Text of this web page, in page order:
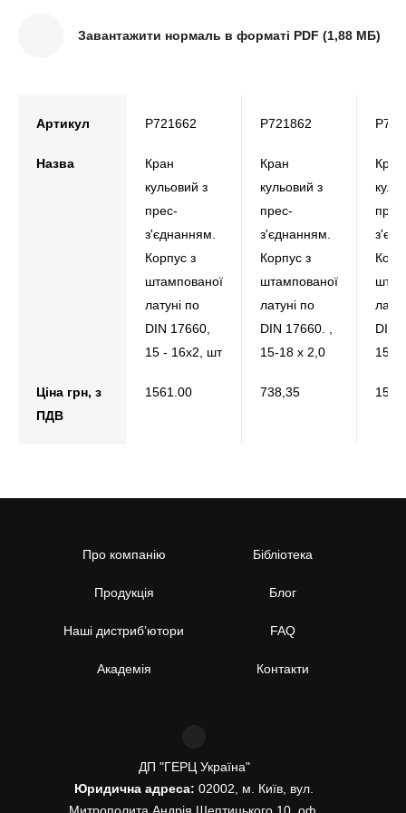
Завантажити нормаль в форматі PDF (1,88 МБ)
Артикул P721662 P721862
Назва
Кран
кульовий з
прес-
з'єднанням.
Корпус з
штампованої
латуні по
DIN 17660,
15 - 16х2, шт
Кран
кульовий з
прес-
з'єднанням.
Корпус з
штампованої
латуні по
DIN 17660. ,
15-18 x 2,0
Кран
DIN
15 -
Ціна грн, з
ПДВ
1561.00 738,35
Про компанію
Продукція
Наші дистриб’ютори
Академія
Бібліотека
Блог
FAQ
Контакти
ДП "ГЕРЦ Україна"
Юридична адреса: 02002, м. Київ, вул.